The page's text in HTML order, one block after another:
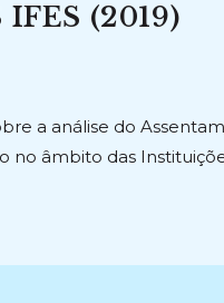
(2019)
a análise do
no âmbito das